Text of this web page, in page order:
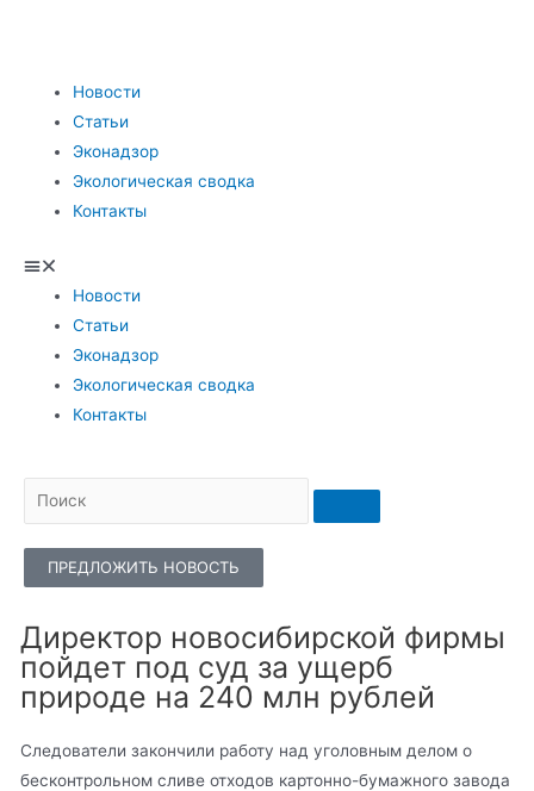
Новости
Статьи
Эконадзор
Экологическая сводка
Контакты
Новости
Статьи
Эконадзор
Экологическая сводка
Контакты
ПРЕДЛОЖИТЬ НОВОСТЬ
Директор новосибирской фирмы
пойдет под суд за ущерб
природе на 240 млн рублей
Следователи закончили работу над уголовным делом о
бесконтрольном сливе отходов картонно-бумажного завода